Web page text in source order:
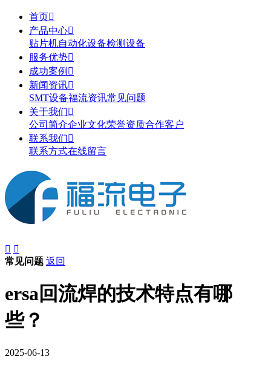
首页
产品中心
贴片机自动化设备检测设备
服务优势
成功案例 
新闻资讯
SMT设备福流资讯常见问题
关于我们
公司简介企业文化荣誉资质合作客户
联系我们
联系方式在线留言
 
常见问题 返回
ersa回流焊的技术特点有哪
些？
2025-06-13